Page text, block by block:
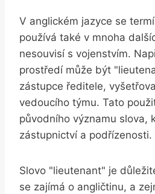
V anglickém jazyce se
používá také v mnoha
nesouvisí s vojenstvím.
prostředí může být
zástupce ředitele,
vedoucího týmu. Tato
původního významu slova,
zástupnictví a podřízenosti.
Slovo "lieutenant" je
se zajímá o angličtinu, a